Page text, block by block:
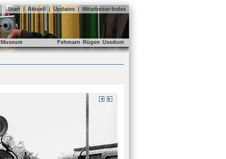
Start | Aktuell | Updates | Mitarbeiter-Index
Museum Fehmarn Rügen Usedom